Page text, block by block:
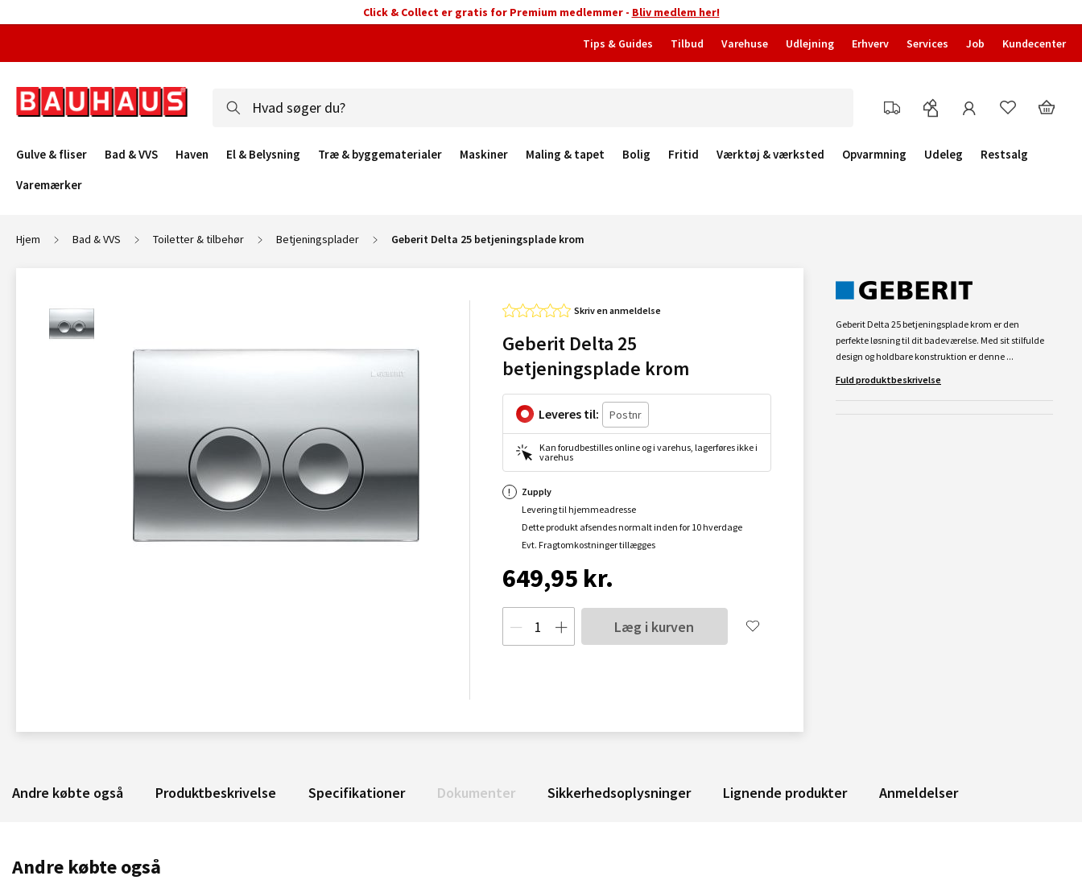
Click & Collect er gratis for Premium medlemmer - Bliv medlem her!
Tips & Guides Tilbud Varehuse Udlejning Erhverv Services Job Kundecenter
Gulve & fliser Bad & VVS Haven El & Belysning Træ & byggematerialer Maskiner Maling & tapet Bolig Fritid Værktøj & værksted Opvarmning Udeleg
Restsalg
Varemærker
Hjem Bad & VVS Toiletter & tilbehør Betjeningsplader Geberit Delta 25 betjeningsplade krom
Skriv en anmeldelse
Geberit Delta 25
betjeningsplade krom
Leveres til:
Kan forudbestilles online og i varehus, lagerføres ikke i
varehus
Zupply
Levering til hjemmeadresse
Dette produkt afsendes normalt inden for 10 hverdage
Evt. Fragtomkostninger tillægges
649,95 kr.
Læg i kurven
Geberit Delta 25 betjeningsplade krom er den
perfekte løsning til dit badeværelse. Med sit stilfulde
design og holdbare konstruktion er denne ...
Fuld produktbeskrivelse
Andre købte også Produktbeskrivelse Specifikationer Dokumenter Sikkerhedsoplysninger Lignende produkter Anmeldelser
Andre købte også